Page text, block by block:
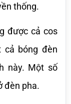
thống.
được cả cos
cả bóng đèn
này. Một số
đèn pha.